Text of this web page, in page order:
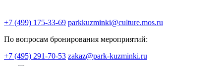
+7 (499) 175-33-69 parkkuzminki@culture.mos.ru
По вопросам бронирования мероприятий:
+7 (495) 291-70-53 zakaz@park-kuzminki.ru